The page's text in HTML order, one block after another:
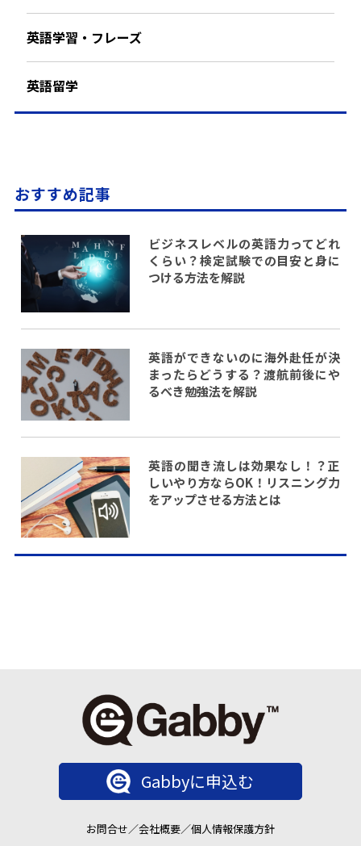
英語学習・フレーズ
英語留学
おすすめ記事
ビジネスレベルの英語力ってどれ
くらい？検定試験での目安と身に
つける方法を解説
英語ができないのに海外赴任が決
まったらどうする？渡航前後にや
るべき勉強法を解説
英語の聞き流しは効果なし！？正
しいやり方ならOK！リスニング力
をアップさせる方法とは
Gabbyに申込む
お問合せ／会社概要／個人情報保護方針